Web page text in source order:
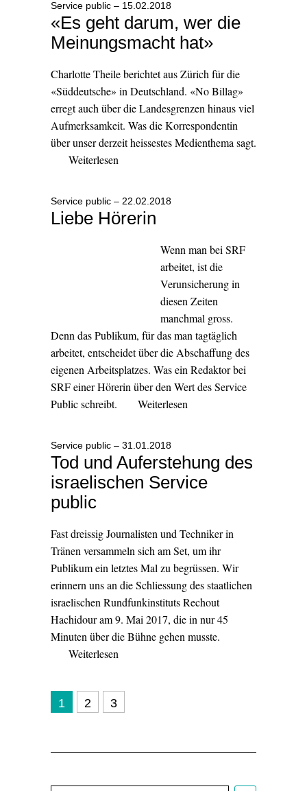
Service public – 15.02.2018
«Es geht darum, wer die
Meinungsmacht hat»
Charlotte Theile berichtet aus Zürich für die
«Süddeutsche» in Deutschland. «No Billag»
erregt auch über die Landesgrenzen hinaus viel
Aufmerksamkeit. Was die Korrespondentin
über unser derzeit heissestes Medienthema sagt.
Weiterlesen
Service public – 22.02.2018
Liebe Hörerin
Wenn man bei SRF
arbeitet, ist die
Verunsicherung in
diesen Zeiten
manchmal gross.
Denn das Publikum, für das man tagtäglich
arbeitet, entscheidet über die Abschaffung des
eigenen Arbeitsplatzes. Was ein Redaktor bei
SRF einer Hörerin über den Wert des Service
Public schreibt.
Weiterlesen
Service public – 31.01.2018
Tod und Auferstehung des
israelischen Service
public
Fast dreissig Journalisten und Techniker in
Tränen versammeln sich am Set, um ihr
Publikum ein letztes Mal zu begrüssen. Wir
erinnern uns an die Schliessung des staatlichen
israelischen Rundfunkinstituts Rechout
Hachidour am 9. Mai 2017, die in nur 45
Minuten über die Bühne gehen musste.
Weiterlesen
1 2 3